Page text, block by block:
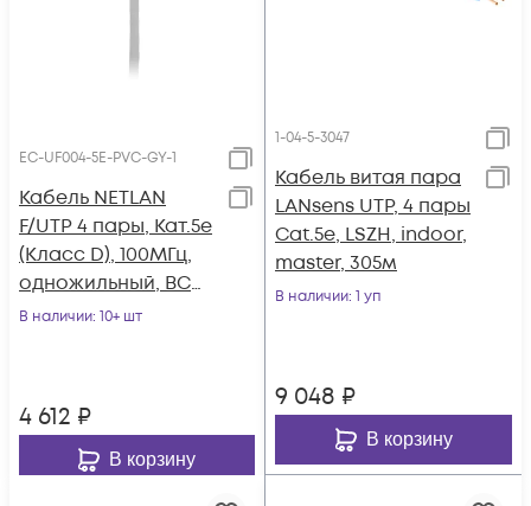
EC-UF004-5E-PVC-GY-1
Кабель NETLAN
F/UTP 4 пары, Кат.5e
(Класс D), 100МГц,
одножильный, BC
(чистая медь),
В наличии: 10+ шт
4 612 ₽
В корзину
1-04-5-3047
Кабель витая пара
LANsens UTP, 4 пары
Cat.5e, LSZH, indoor,
master, 305м
В наличии: 1 уп
9 048 ₽
В корзину